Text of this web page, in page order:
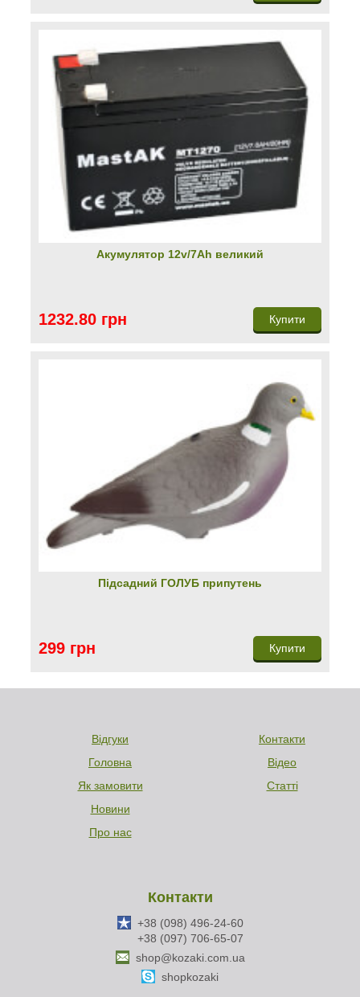
Акумулятор 12v/7Ah великий
1232.80 грн Купити
Підсадний ГОЛУБ припутень
299 грн Купити
Відгуки
Головна
Як замовити
Новини
Про нас
Контакти
Відео
Статті
Контакти
+38 (098) 496-24-60
+38 (097) 706-65-07
shop@kozaki.com.ua
shopkozaki